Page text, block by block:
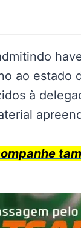
ao estado
à